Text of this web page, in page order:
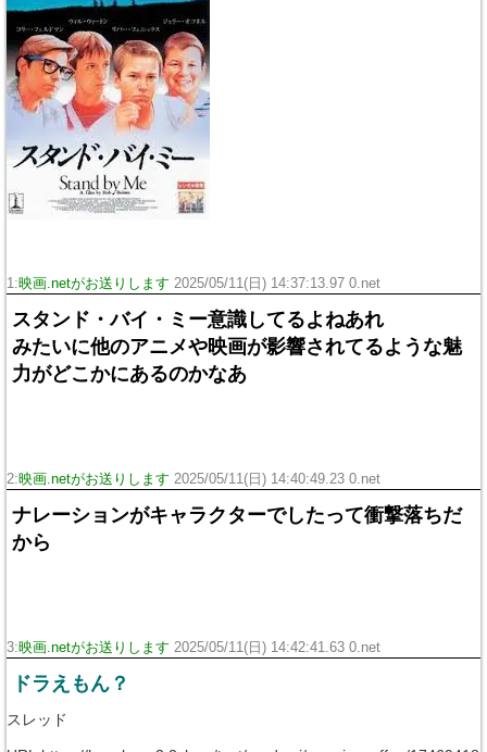
1:映画.netがお送りします 2025/05/11(日) 14:37:13.97 0.net
スタンド・バイ・ミー意識してるよねあれ
みたいに他のアニメや映画が影響されてるような魅
力がどこかにあるのかなあ
2:映画.netがお送りします 2025/05/11(日) 14:40:49.23 0.net
ナレーションがキャラクターでしたって衝撃落ちだ
から
3:映画.netがお送りします 2025/05/11(日) 14:42:41.63 0.net
ドラえもん？
スレッド